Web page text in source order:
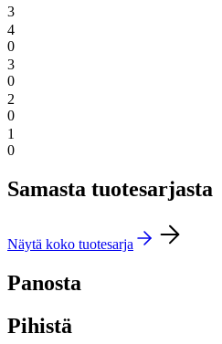
3
4
0
3
0
2
0
1
0
Samasta tuotesarjasta
Näytä koko tuotesarja
Panosta
Pihistä